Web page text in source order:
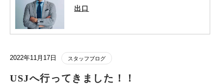
出口
2022年11月17日 スタッフブログ
USJへ行ってきました！！